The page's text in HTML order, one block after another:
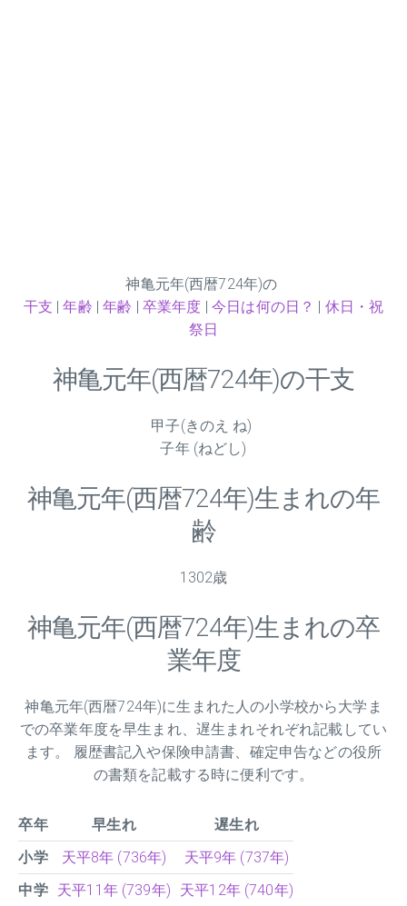
神亀元年(西暦724年)の
干支 |年齢 |年齢 |卒業年度 |今日は何の日？ | 休日・祝
祭日
神亀元年(西暦724年)の干支
甲子(きのえ ね)
子年 (ねどし)
神亀元年(西暦724年)生まれの年
齢
1302歳
神亀元年(西暦724年)生まれの卒
業年度
神亀元年(西暦724年)に生まれた人の小学校から大学ま
での卒業年度を早生まれ、遅生まれそれぞれ記載してい
ます。 履歴書記入や保険申請書、確定申告などの役所
の書類を記載する時に便利です。
卒年 早生れ
遅生れ
小学
天平8年 (736年)
天平9年 (737年)
中学 天平11年 (739年)
天平12年 (740年)